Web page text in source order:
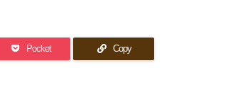
Pocket Copy